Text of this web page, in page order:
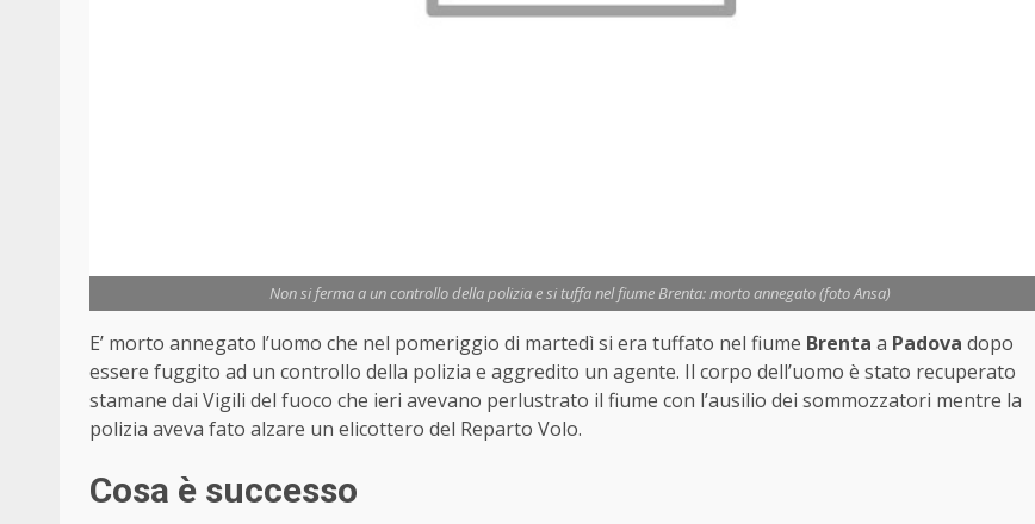
Non si ferma a un controllo della polizia e si tuffa nel fiume Brenta: morto annegato (foto Ansa)
E’ morto annegato l’uomo che nel pomeriggio di martedì si era tuffato nel fiume Brenta a Padova dopo
essere fuggito ad un controllo della polizia e aggredito un agente. Il corpo dell’uomo è stato recuperato
stamane dai Vigili del fuoco che ieri avevano perlustrato il fiume con l’ausilio dei sommozzatori mentre la
polizia aveva fato alzare un elicottero del Reparto Volo.
Cosa è successo